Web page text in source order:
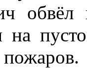
обвёл
на